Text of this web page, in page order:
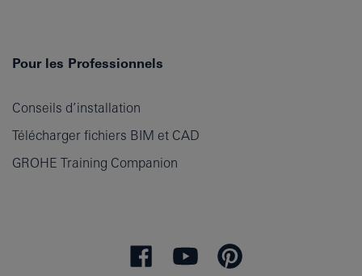
Pour les Professionnels
Conseils d’installation
Télécharger fichiers BIM et CAD
GROHE Training Companion